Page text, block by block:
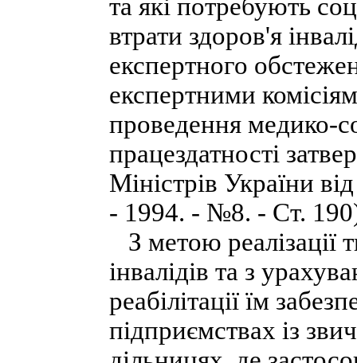
та які потребують
втрати здоров'я
експертного
експертними
проведення медико-
працездатності
Міністрів України
- 1994. - №8. - Ст.
З метою реалізації
інвалідів та з
реабілітації їм
підприємствах із